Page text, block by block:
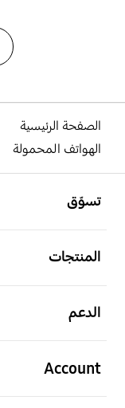
الصفحة الرئيسية
الهواتف المحمولة
تسوّق
المنتجات
الدعم
Account